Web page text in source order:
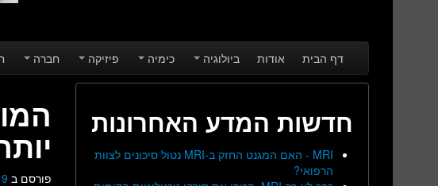
Main menu
דף הבית אודות ביולוגיה כימיה פיזיקה חברה
פורסם ב
חדשות המדע האחרונות
MRI - האם המגנט החזק ב-MRI נטול סיכונים לצוות
הרפואי?